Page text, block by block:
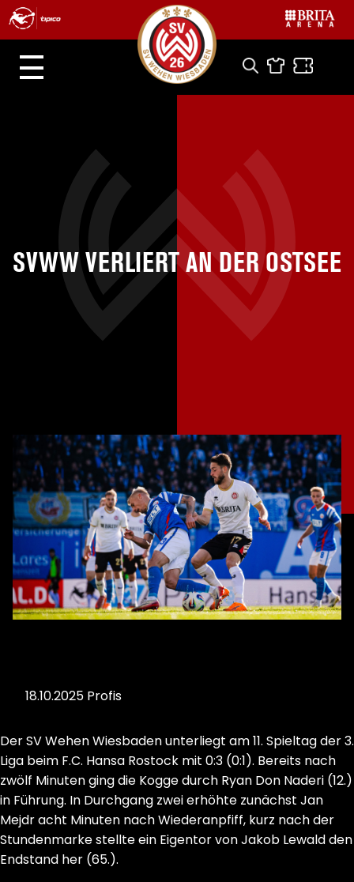
SVWW VERLIERT AN DER OSTSEE
18.10.2025 Profis
Der SV Wehen Wiesbaden unterliegt am 11. Spieltag der 3.
Liga beim F.C. Hansa Rostock mit 0:3 (0:1). Bereits nach
zwölf Minuten ging die Kogge durch Ryan Don Naderi (12.)
in Führung. In Durchgang zwei erhöhte zunächst Jan
Mejdr acht Minuten nach Wiederanpfiff, kurz nach der
Stundenmarke stellte ein Eigentor von Jakob Lewald den
Endstand her (65.).